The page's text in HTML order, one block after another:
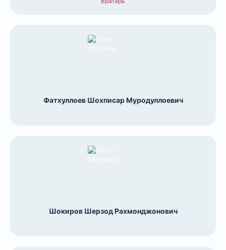
Фатхуллоев Шохписар Муродуллоевич
Шокиров Шерзод Рахмонджонович